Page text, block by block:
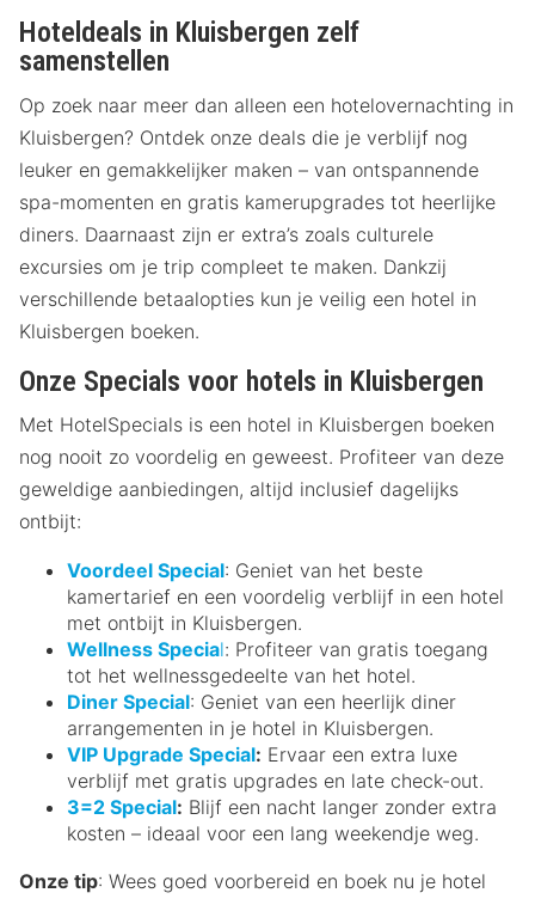
Hoteldeals in Kluisbergen zelf
samenstellen
Op zoek naar meer dan alleen een hotelovernachting in
Kluisbergen? Ontdek onze deals die je verblijf nog
leuker en gemakkelijker maken – van ontspannende
spa-momenten en gratis kamerupgrades tot heerlijke
diners. Daarnaast zijn er extra’s zoals culturele
excursies om je trip compleet te maken. Dankzij
verschillende betaalopties kun je veilig een hotel in
Kluisbergen boeken.
Onze Specials voor hotels in Kluisbergen
Met HotelSpecials is een hotel in Kluisbergen boeken
nog nooit zo voordelig en geweest. Profiteer van deze
geweldige aanbiedingen, altijd inclusief dagelijks
ontbijt:
Voordeel Special: Geniet van het beste
kamertarief en een voordelig verblijf in een hotel
met ontbijt in Kluisbergen.
Wellness Special: Profiteer van gratis toegang
tot het wellnessgedeelte van het hotel.
Diner Special: Geniet van een heerlijk diner
arrangementen in je hotel in Kluisbergen.
VIP Upgrade Special: Ervaar een extra luxe
verblijf met gratis upgrades en late check-out.
3=2 Special: Blijf een nacht langer zonder extra
kosten – ideaal voor een lang weekendje weg.
Onze tip: Wees goed voorbereid en boek nu je hotel